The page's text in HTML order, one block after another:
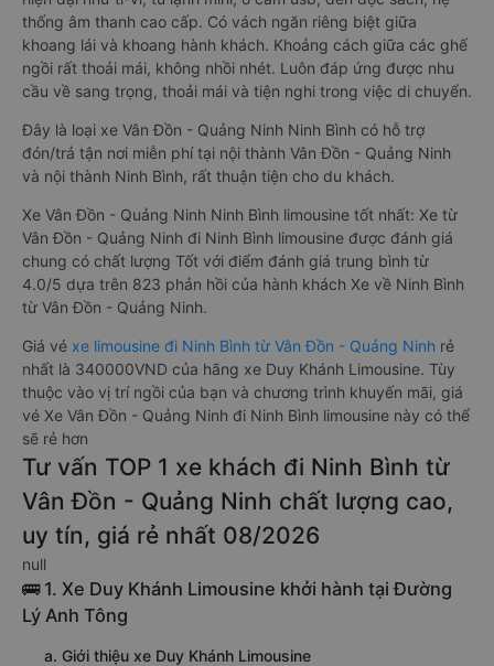
thống âm thanh cao cấp. Có vách ngăn riêng biệt giữa
khoang lái và khoang hành khách. Khoảng cách giữa các ghế
ngồi rất thoải mái, không nhồi nhét. Luôn đáp ứng được nhu
cầu về sang trọng, thoải mái và tiện nghi trong việc di chuyển.
Đây là loại xe Vân Đồn - Quảng Ninh Ninh Bình có hỗ trợ
đón/trả tận nơi miễn phí tại nội thành Vân Đồn - Quảng Ninh
và nội thành Ninh Bình, rất thuận tiện cho du khách.
Xe Vân Đồn - Quảng Ninh Ninh Bình limousine tốt nhất: Xe từ
Vân Đồn - Quảng Ninh đi Ninh Bình limousine được đánh giá
chung có chất lượng Tốt với điểm đánh giá trung bình từ
4.0/5 dựa trên 823 phản hồi của hành khách Xe về Ninh Bình
từ Vân Đồn - Quảng Ninh.
Giá vé xe limousine đi Ninh Bình từ Vân Đồn - Quảng Ninh rẻ
nhất là 340000VND của hãng xe Duy Khánh Limousine. Tùy
thuộc vào vị trí ngồi của bạn và chương trình khuyến mãi, giá
vé Xe Vân Đồn - Quảng Ninh đi Ninh Bình limousine này có thể
sẽ rẻ hơn
Tư vấn TOP 1 xe khách đi Ninh Bình từ
Vân Đồn - Quảng Ninh chất lượng cao,
uy tín, giá rẻ nhất 08/2026
null
🚌 1. Xe Duy Khánh Limousine khởi hành tại Đường
Lý Anh Tông
a. Giới thiệu xe Duy Khánh Limousine